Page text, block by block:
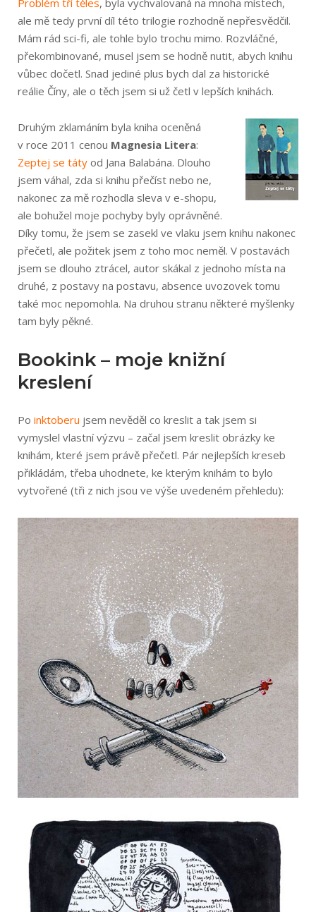
ale mě tedy první díl této trilogie rozhodně nepřesvědčil.
Mám rád sci-fi, ale tohle bylo trochu mimo. Rozvláčné,
překombinované, musel jsem se hodně nutit, abych knihu
vůbec dočetl. Snad jediné plus bych dal za historické
reálie Číny, ale o těch jsem si už četl v lepších knihách.
Druhým zklamáním byla kniha oceněná
v roce 2011 cenou Magnesia Litera:
Zeptej se táty od Jana Balabána. Dlouho
jsem váhal, zda si knihu přečíst nebo ne,
nakonec za mě rozhodla sleva v e-shopu,
ale bohužel moje pochyby byly oprávněné.
Díky tomu, že jsem se zasekl ve vlaku jsem knihu nakonec
přečetl, ale požitek jsem z toho moc neměl. V postavách
jsem se dlouho ztrácel, autor skákal z jednoho místa na
druhé, z postavy na postavu, absence uvozovek tomu
také moc nepomohla. Na druhou stranu některé myšlenky
tam byly pěkné.
Bookink – moje knižní
kreslení
Po inktoberu jsem nevěděl co kreslit a tak jsem si
vymyslel vlastní výzvu – začal jsem kreslit obrázky ke
knihám, které jsem právě přečetl. Pár nejlepších kreseb
přikládám, třeba uhodnete, ke kterým knihám to bylo
vytvořené (tři z nich jsou ve výše uvedeném přehledu):